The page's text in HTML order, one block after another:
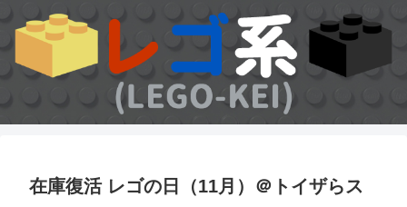
在庫復活 レゴの日（11月）＠トイザらス